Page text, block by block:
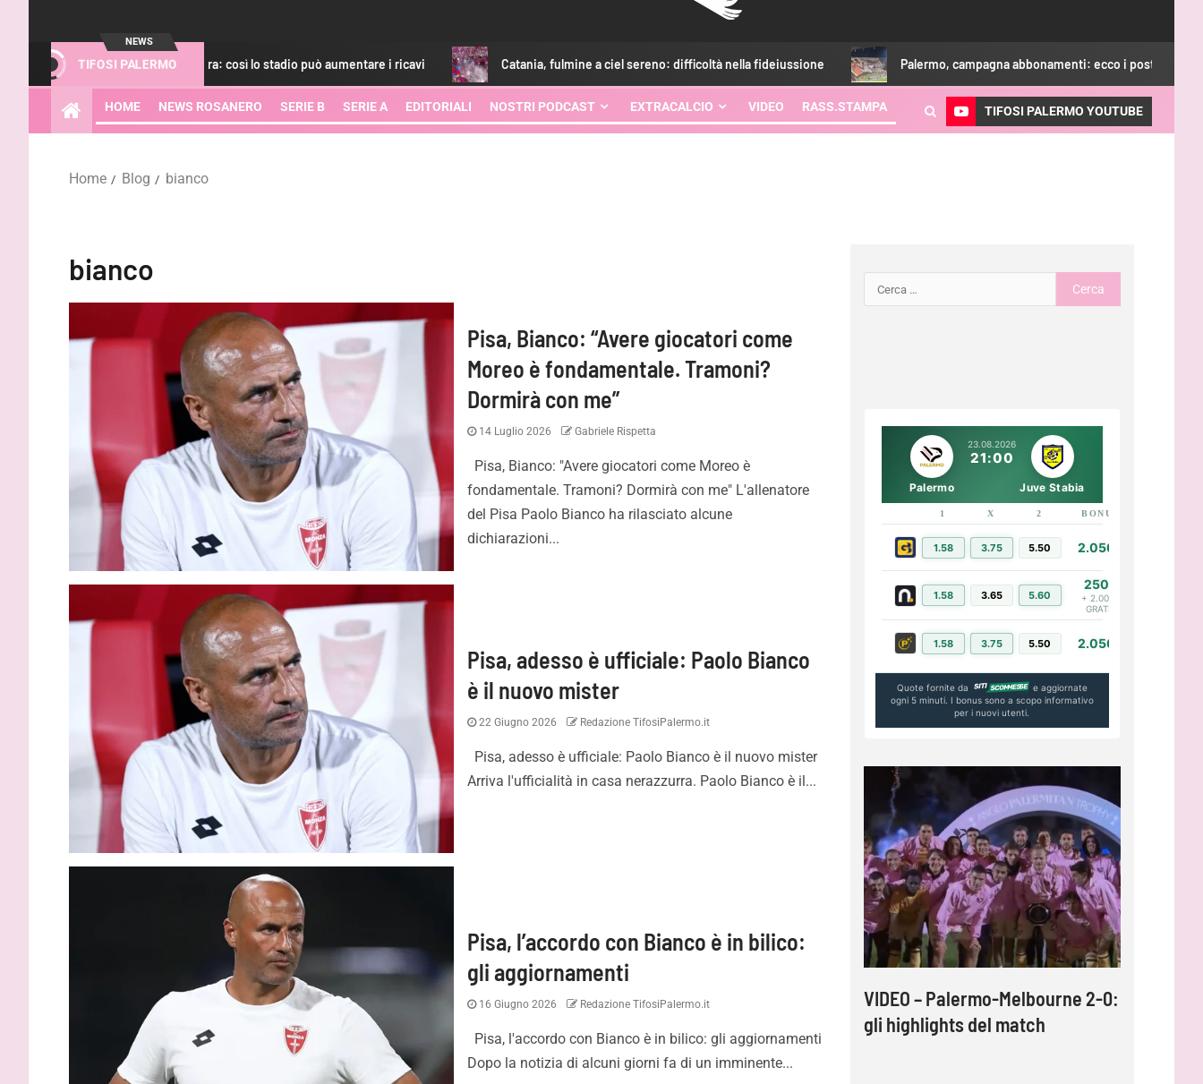
NEWS
TIFOSI PALERMO
e il nuovo Barbera: così lo stadio può aumentare i ricavi Catania, fulmine a ciel sereno: difficoltà nella fideiussione Palermo, campagna abbonamenti: ecco i posti rimasti
HOME NEWS ROSANERO SERIE B SERIE A EDITORIALI NOSTRI PODCAST EXTRACALCIO VIDEO RASS.STAMPA TIFOSI PALERMO YOUTUBE
Home Blog bianco
bianco
Pisa, Bianco: “Avere giocatori come
Moreo è fondamentale. Tramoni?
Dormirà con me”
14 Luglio 2026 Gabriele Rispetta
Pisa, Bianco: "Avere giocatori come Moreo è
fondamentale. Tramoni? Dormirà con me" L'allenatore
del Pisa Paolo Bianco ha rilasciato alcune
dichiarazioni...
Pisa, adesso è ufficiale: Paolo Bianco
è il nuovo mister
22 Giugno 2026 Redazione TifosiPalermo.it
Pisa, adesso è ufficiale: Paolo Bianco è il nuovo mister
Arriva l'ufficialità in casa nerazzurra. Paolo Bianco è il...
Pisa, l’accordo con Bianco è in bilico:
gli aggiornamenti
16 Giugno 2026 Redazione TifosiPalermo.it
Pisa, l'accordo con Bianco è in bilico: gli aggiornamenti
Dopo la notizia di alcuni giorni fa di un imminente...
23.08.2026
21:00
Palermo Juve Stabia
1 X 2 BONUS
1.58 3.75 5.50 2.050€
1.58 3.65 5.60
250€
+ 2.000€
GRATIS
1.58 3.75 5.50 2.050€
Quote fornite da
e aggiornate
ogni 5 minuti. I bonus sono a scopo informativo
per i nuovi utenti.
Inzaghi: “Contenti di aver vinto,
adesso ci sarà da lottare per
tornare dove meritiamo”
Palermo e il nuovo Barbera: così
VIDEO – Palermo-Melbourne 2-0:
gli highlights del match